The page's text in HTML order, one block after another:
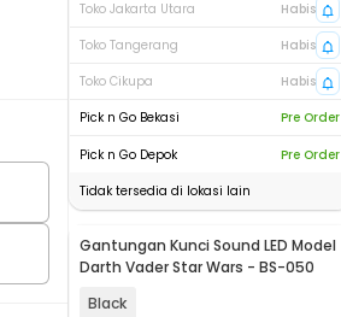
Toko Jakarta Utara
Habis
Toko Tangerang
Habis
Toko Cikupa
Habis
Pick n Go Bekasi
Pre Order
Pick n Go Depok
Pre Order
Tidak tersedia di lokasi lain
Gantungan Kunci Sound LED Model
Darth Vader Star Wars - BS-050
Black